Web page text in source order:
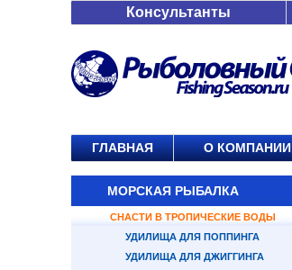
Консультанты
ГЛАВНАЯ О КОМПАНИИ
МОРСКАЯ РЫБАЛКА
СНАСТИ В ТРОПИЧЕСКИЕ ВОДЫ
УДИЛИЩА ДЛЯ ПОППИНГА
УДИЛИЩА ДЛЯ ДЖИГГИНГА